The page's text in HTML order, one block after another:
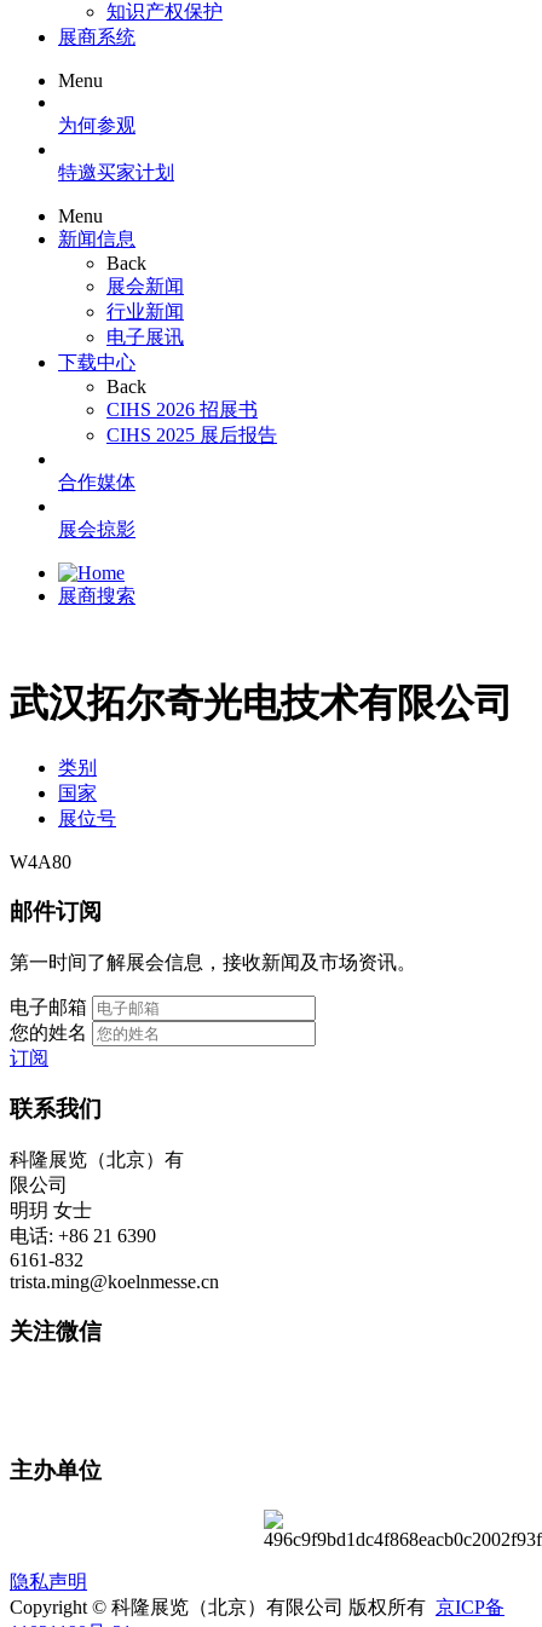
知识产权保护
展商系统
Menu
为何参观
特邀买家计划
Menu
新闻信息
Back
展会新闻
行业新闻
电子展讯
下载中心
Back
CIHS 2026 招展书
CIHS 2025 展后报告
合作媒体
展会掠影
展商搜索
武汉拓尔奇光电技术有限公司
类别
国家
展位号
W4A80
邮件订阅
第一时间了解展会信息，接收新闻及市场资讯。
电子邮箱
您的姓名
订阅
联系我们
科隆展览（北京）有
限公司
明玥 女士
电话: +86 21 6390
6161-832
trista.ming@koelnmesse.cn
关注微信
主办单位
隐私声明
Copyright © 科隆展览（北京）有限公司 版权所有 京ICP备